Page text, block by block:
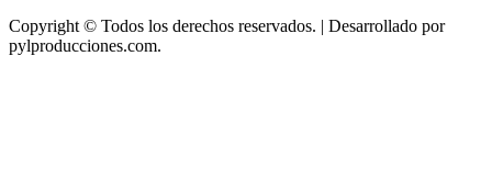
Copyright © Todos los derechos reservados. | Desarrollado por
pylproducciones.com.